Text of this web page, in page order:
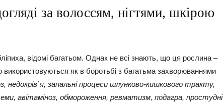
за волоссям, нігтями, шкірою
відомі багатьом. Однак не всі знають, що ця рослина –
використовуються як в боротьбі з багатьма захворюваннями
недокрів`я, запальні процеси шлунково-кишкового тракту,
авітаміноз, обмороження, ревматизм, подагра, простудні